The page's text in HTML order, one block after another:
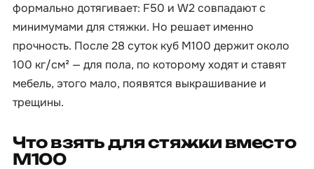
формально дотягивает: F50 и W2 совпадают с
минимумами для стяжки. Но решает именно
прочность. После 28 суток куб М100 держит около
100 кг/см² — для пола, по которому ходят и ставят
мебель, этого мало, появятся выкрашивание и
трещины.
Что взять для стяжки вместо
М100